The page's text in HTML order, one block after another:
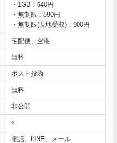
・1GB：640円
・無制限：890円
・無制限(現地受取)：900円
宅配便、空港
無料
ポスト投函
無料
非公開
×
電話、LINE、メール